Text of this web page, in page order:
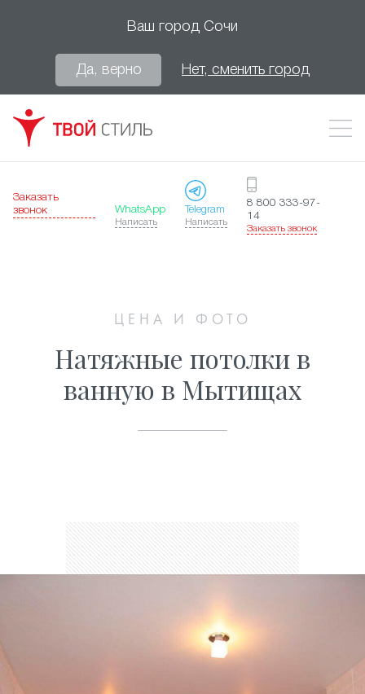
Ваш город Сочи
Да, верно Нет, сменить город
Заказать
звонок
WhatsApp
Написать
Telegram
Написать
8 800 333-97-
14
Заказать звонок
ЦЕНА И ФОТО
Натяжные потолки в
ванную в Мытищах